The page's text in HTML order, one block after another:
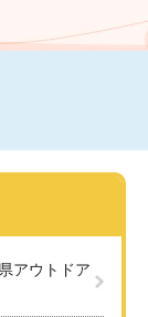
アウトドア